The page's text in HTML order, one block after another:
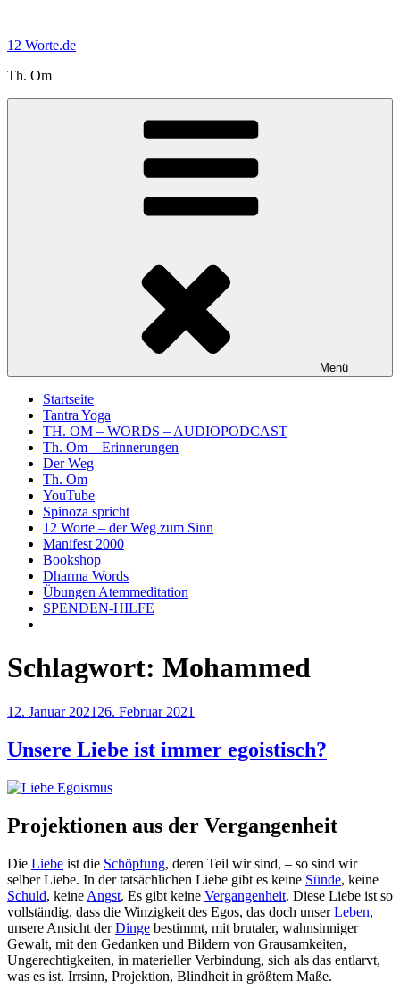
springen
12 Worte.de
Th. Om
Menü
Startseite
Tantra Yoga
TH. OM – WORDS – AUDIOPODCAST
Th. Om – Erinnerungen
Der Weg
Th. Om
YouTube
Spinoza spricht
12 Worte – der Weg zum Sinn
Manifest 2000
Bookshop
Dharma Words
Übungen Atemmeditation
SPENDEN-HILFE
Schlagwort: Mohammed
Veröffentlicht
12. Januar 2021 26. Februar 2021
Unsere Liebe ist immer egoistisch?
Projektionen aus der Vergangenheit
Die Liebe ist die Schöpfung, deren Teil wir sind, – so sind wir
selber Liebe. In der tatsächlichen Liebe gibt es keine Sünde, keine
Schuld, keine Angst. Es gibt keine Vergangenheit. Diese Liebe ist so
vollständig, dass die Winzigkeit des Egos, das doch unserLeben,
unsere Ansicht derDinge bestimmt, mit brutaler, wahnsinniger
Gewalt, mit den Gedanken und Bildern von Grausamkeiten,
Ungerechtigkeiten, in materieller Verbindung, sich als das entlarvt,
was es ist. Irrsinn, Projektion, Blindheit in größtem Maße.